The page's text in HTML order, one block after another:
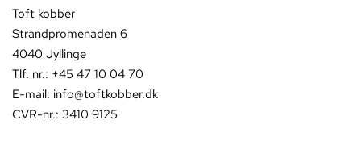
Toft kobber
Strandpromenaden 6
4040 Jyllinge
Tlf. nr.: +45 47 10 04 70
E-mail: info@toftkobber.dk
CVR-nr.: 3410 9125